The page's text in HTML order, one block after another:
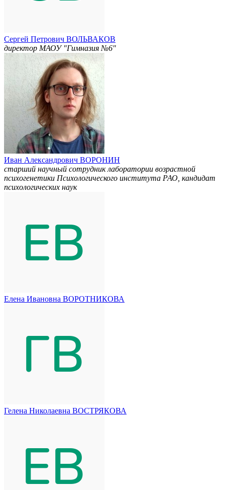
Сергей Петрович ВОЛЬВАКОВ
директор МАОУ "Гимназия №6"
Иван Александрович ВОРОНИН
старший научный сотрудник лаборатории возрастной
психогенетики Психологического института РАО, кандидат
психологических наук
Елена Ивановна ВОРОТНИКОВА
Гелена Николаевна ВОСТРЯКОВА